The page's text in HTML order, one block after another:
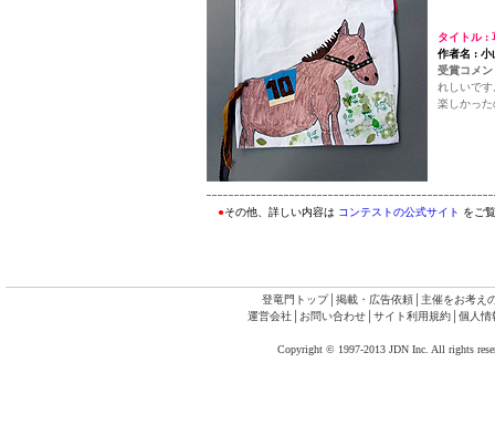
タイトル :
作者名 : 小
受賞コメ
れしいです
楽しかっ
●その他、詳しい内容は コンテストの公式サイト をご
登竜門トップ│ 掲載・広告依頼
主催をお考え
運営会社│ お問い合わせ│ サイト利用規約│ 個人情
Copyright © 1997-2013 JDN Inc. All rights